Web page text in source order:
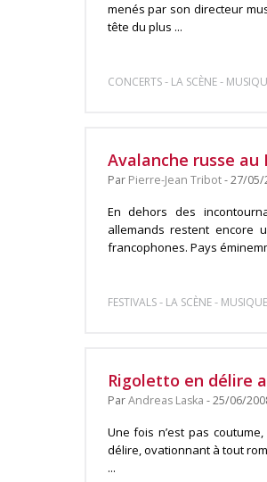
menés par son directeur
tête du plus ...
CONCERTS- LA SCÈNE-
Avalanche russe au
Par Pierre-Jean Tribot- 27/05/
En dehors des
allemands restent encore
francophones. Pays
FESTIVALS- LA SCÈNE-
Rigoletto en délire
ParAndreas Laska - 25/06/
Une fois n’est pas
délire, ovationnant à tout
...